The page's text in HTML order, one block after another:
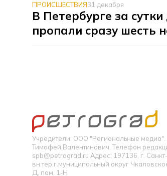
ПРОИСШЕСТВИЯ31 декабря
В Петербурге за
пропали сразу шесть
Учредители: ООО "Региональные
Тимофей Валентинович. Телефон
spb@petrograd.ru Адрес: 197136, г.
вн.тер.г.муниципальный округ
Д, пом. 1-Н